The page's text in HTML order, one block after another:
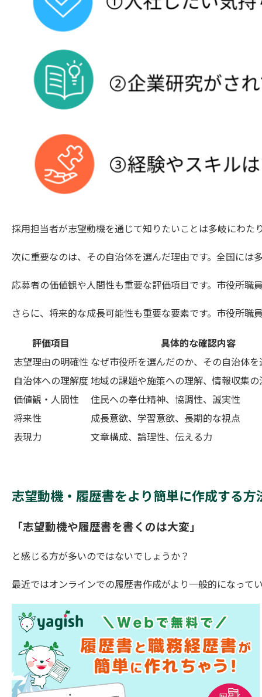
採用担当者が志望動機を通じて知りたいことは多岐にわ
次に重要なのは、その自治体を選んだ理由です。全国に
応募者の価値観や人間性も重要な評価項目です。市役所
さらに、将来的な成長可能性も重要な要素です。市役所
評価項目
具体的な確認内容
志望理由の明確性 なぜ市役所を選んだのか、その自治体
自治体への理解度 地域の課題や施策への理解、情報収集の
価値観・人間性
住民への奉仕精神、協調性、誠実性
将来性
成長意欲、学習意欲、長期的な視点
表現力
文章構成、論理性、伝える力
志望動機・履歴書をより簡単に作成する方
「志望動機や履歴書を書くのは大変」
と感じる方が多いのではないでしょうか？
最近ではオンラインでの履歴書作成がより一般的になって